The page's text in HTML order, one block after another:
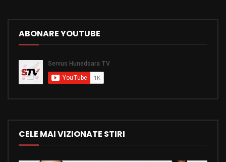
ABONARE YOUTUBE
CELE MAI VIZIONATE STIRI